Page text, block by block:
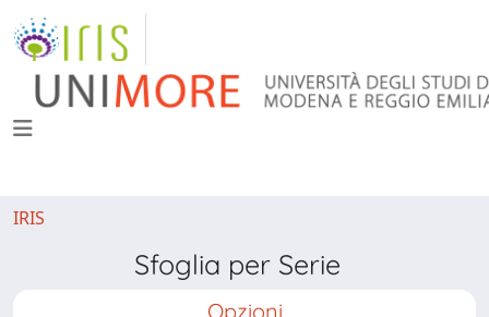
IRIS
Sfoglia per Serie
Opzioni